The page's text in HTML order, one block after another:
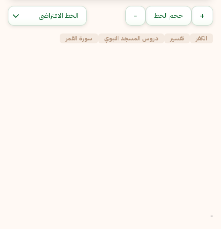
إرسال إلغاء
+ حجم الخط -
الكفر تفسير دروس المسجد النبوي سورة القمر
-